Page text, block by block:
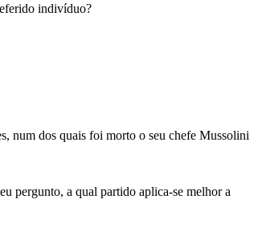
indivíduo?
num dos quais foi morto o seu chefe Mussolini
pergunto, a qual partido aplica-se melhor a